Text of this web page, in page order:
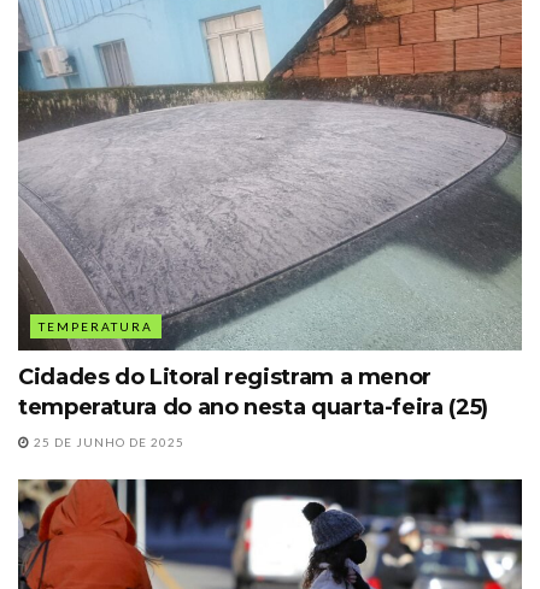
TEMPERATURA
Cidades do Litoral registram a menor
temperatura do ano nesta quarta-feira (25)
25 DE JUNHO DE 2025